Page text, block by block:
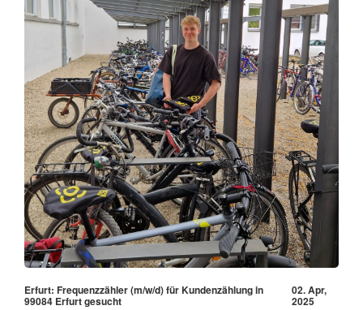
Erfurt: Frequenzzähler (m/w/d) für Kundenzählung in
99084 Erfurt gesucht
02. Apr,
2025